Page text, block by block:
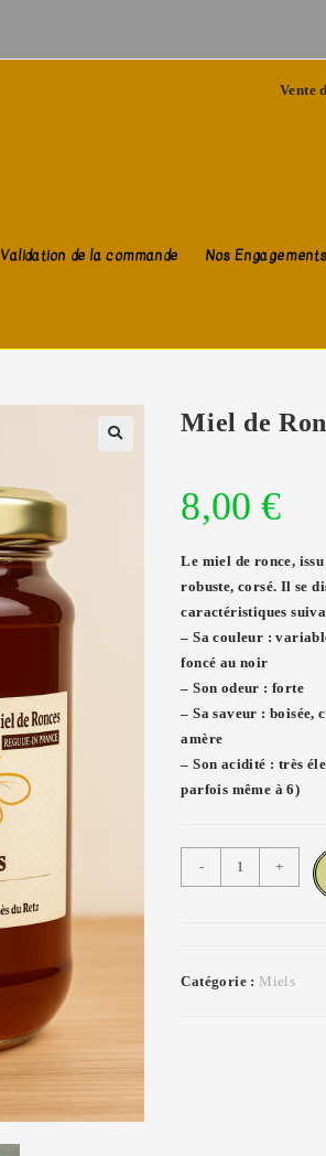
Vente
Validation de la commande Nos
Miel de
8,00 €
Le miel de ronce,
robuste, corsé. Il se
caractéristiques
– Sa couleur :
foncé au noir
– Son odeur : forte
– Sa saveur : boisée,
amère
– Son acidité : très
parfois même à 6)
- +
Catégorie : Miels